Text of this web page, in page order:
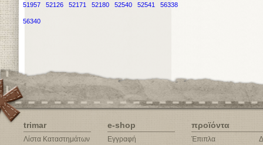
51957 52126 52171 52180 52540 52541 56338
56340
trimar
Λίστα Καταστημάτων
e-shop
Εγγραφή
προϊόντα
Έπιπλα